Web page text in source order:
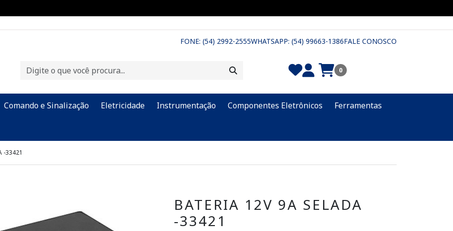
FONE: (54) 2992-2555WHATSAPP: (54) 99663-1386FALE CONOSCO
0
Comando e Sinalização Eletricidade Instrumentação Componentes Eletrônicos Ferramentas
-33421
BATERIA 12V 9A SELADA
-33421